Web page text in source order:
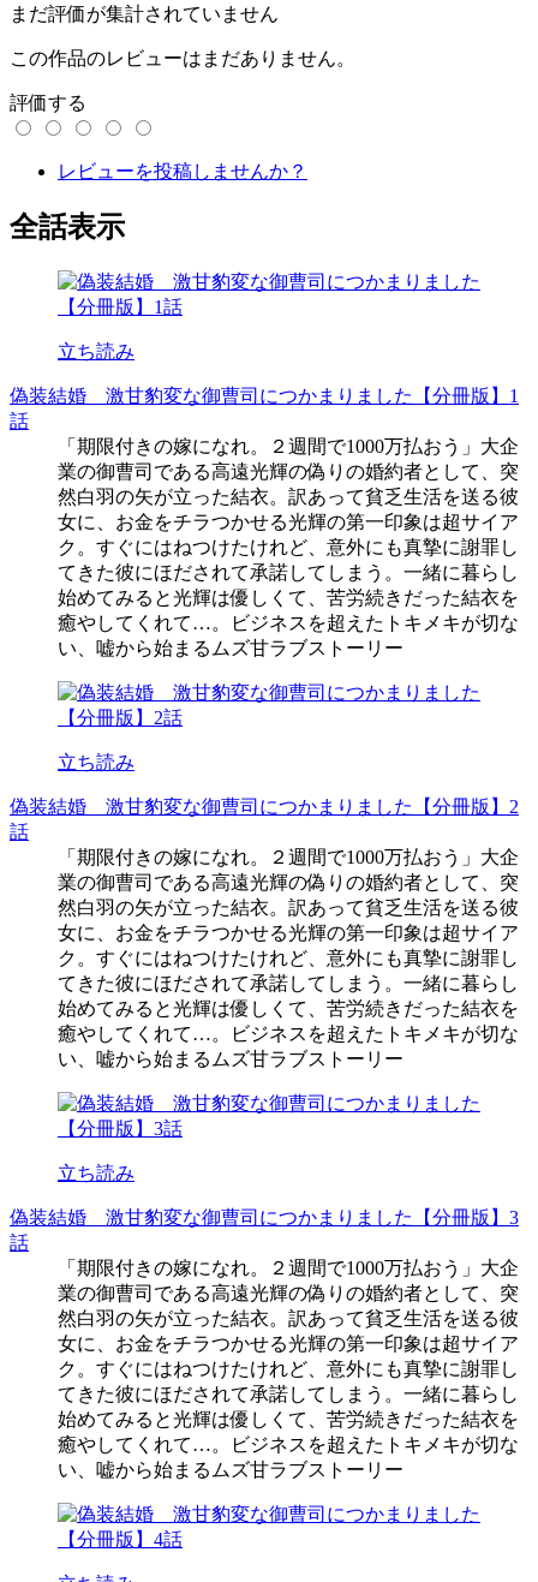
まだ評価が集計されていません
この作品のレビューはまだありません。
評価する
レビューを投稿しませんか？
全話表示
立ち読み
偽装結婚 激甘豹変な御曹司につかまりました【分冊版】1
話
「期限付きの嫁になれ。２週間で1000万払おう」大企
業の御曹司である高遠光輝の偽りの婚約者として、突
然白羽の矢が立った結衣。訳あって貧乏生活を送る彼
女に、お金をチラつかせる光輝の第一印象は超サイア
ク。すぐにはねつけたけれど、意外にも真摯に謝罪し
てきた彼にほだされて承諾してしまう。一緒に暮らし
始めてみると光輝は優しくて、苦労続きだった結衣を
癒やしてくれて…。ビジネスを超えたトキメキが切な
い、嘘から始まるムズ甘ラブストーリー
立ち読み
偽装結婚 激甘豹変な御曹司につかまりました【分冊版】2
話
「期限付きの嫁になれ。２週間で1000万払おう」大企
業の御曹司である高遠光輝の偽りの婚約者として、突
然白羽の矢が立った結衣。訳あって貧乏生活を送る彼
女に、お金をチラつかせる光輝の第一印象は超サイア
ク。すぐにはねつけたけれど、意外にも真摯に謝罪し
てきた彼にほだされて承諾してしまう。一緒に暮らし
始めてみると光輝は優しくて、苦労続きだった結衣を
癒やしてくれて…。ビジネスを超えたトキメキが切な
い、嘘から始まるムズ甘ラブストーリー
立ち読み
偽装結婚 激甘豹変な御曹司につかまりました【分冊版】3
話
「期限付きの嫁になれ。２週間で1000万払おう」大企
業の御曹司である高遠光輝の偽りの婚約者として、突
然白羽の矢が立った結衣。訳あって貧乏生活を送る彼
女に、お金をチラつかせる光輝の第一印象は超サイア
ク。すぐにはねつけたけれど、意外にも真摯に謝罪し
てきた彼にほだされて承諾してしまう。一緒に暮らし
始めてみると光輝は優しくて、苦労続きだった結衣を
癒やしてくれて…。ビジネスを超えたトキメキが切な
い、嘘から始まるムズ甘ラブストーリー